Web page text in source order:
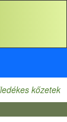
kőzetek